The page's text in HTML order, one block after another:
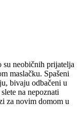
su neobičnih prijatelja
maslačku. Spašeni
bivaju odbačeni u
na nepoznati
za novim domom u